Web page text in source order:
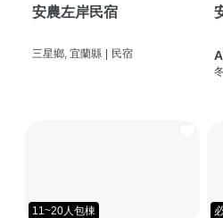
安農左岸民宿
三星鄉, 宜蘭縣 | 民宿
11~20人包棟